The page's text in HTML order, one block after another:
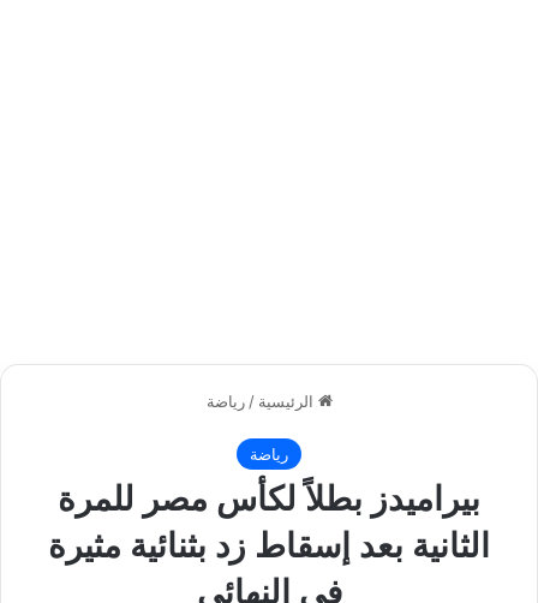
الرئيسية / رياضة
رياضة
بيراميدز بطلاً لكأس مصر للمرة
الثانية بعد إسقاط زد بثنائية مثيرة
في النهائي